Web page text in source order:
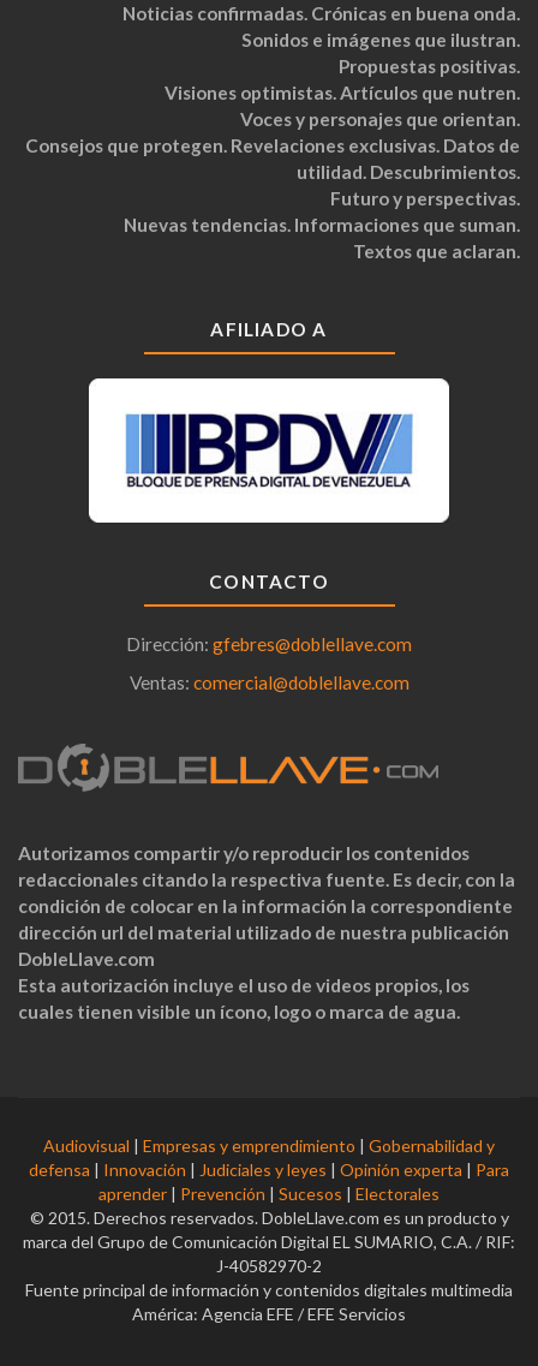
Noticias confirmadas. Crónicas en buena onda.
Sonidos e imágenes que ilustran.
Propuestas positivas.
Visiones optimistas. Artículos que nutren.
Voces y personajes que orientan.
Consejos que protegen. Revelaciones exclusivas. Datos de
utilidad. Descubrimientos.
Futuro y perspectivas.
Nuevas tendencias. Informaciones que suman.
Textos que aclaran.
AFILIADO A
CONTACTO
Dirección: gfebres@doblellave.com
Ventas: comercial@doblellave.com
Autorizamos compartir y/o reproducir los contenidos
redaccionales citando la respectiva fuente. Es decir, con la
condición de colocar en la información la correspondiente
dirección url del material utilizado de nuestra publicación
DobleLlave.com
Esta autorización incluye el uso de videos propios, los
cuales tienen visible un ícono, logo o marca de agua.
Audiovisual | Empresas y emprendimiento | Gobernabilidad y
defensa | Innovación | Judiciales y leyes | Opinión experta | Para
aprender | Prevención | Sucesos | Electorales
© 2015. Derechos reservados. DobleLlave.com es un producto y
marca del Grupo de Comunicación Digital EL SUMARIO, C.A. / RIF:
J-40582970-2
Fuente principal de información y contenidos digitales multimedia
América: Agencia EFE / EFE Servicios